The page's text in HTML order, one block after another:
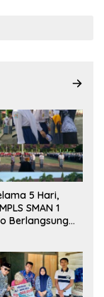
5 Hari,
SMAN 1
Berlangsung